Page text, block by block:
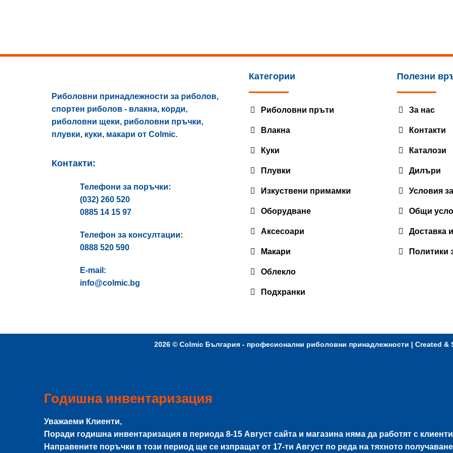
the
the
Риболовни принадлежности за риболов,
спортен риболов - влакна, корди,
риболовни щеки, риболовни пръчки,
плувки, куки, макари от Colmic.
Контакти:
Телефони за поръчки:
(032) 260 520
0885 14 15 97
Телефон за консултации:
0888 520 590
E-mail:
info@colmic.bg
Категории
Риболовни пръти
Влакна
Куки
Плувки
Изкуствени примамки
Оборудване
Аксесоари
Макари
Облекло
Подхранки
Полезни
За нас
Контакти
Каталози
Дилъри
Условия
Общи
Доставка
Политики
2026 © Colmic България - професионални риболовни принадлежности | Created &
Годишна инвентаризация
Уважаеми Клиенти,
Поради годишна инвентаризация в периода 8-15 Август сайта и магазина няма да работят с
Направените поръчки в този период ще се изпращат от 17-ти Август по реда на тяхното